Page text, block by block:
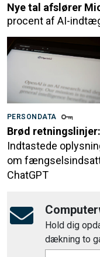
Nye tal afslører
procent af AI-
PERSONDATA
Brød retningslinjer:
Indtastede
om
ChatGPT
Hold dig
dækning to